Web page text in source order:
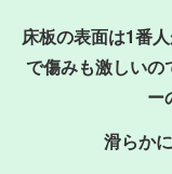
床板の表面は1番
で傷みも激しいの
ー
滑らか